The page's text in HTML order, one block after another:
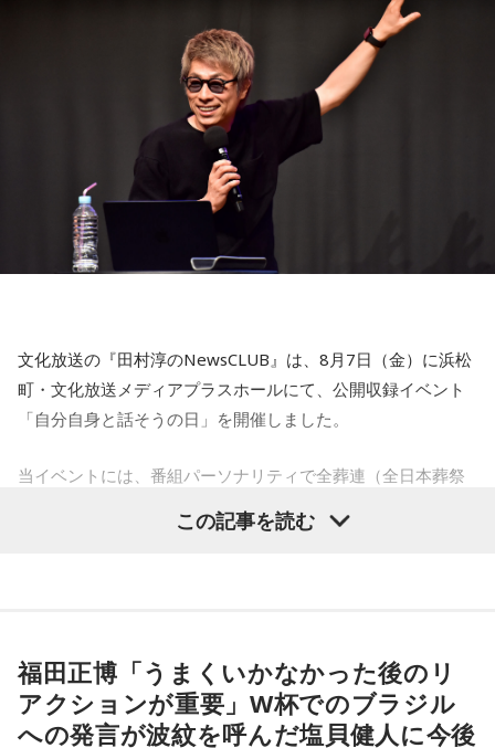
対談は初！「みのもんた×吉田照美」 最初で最後（？）のロ
ング対談をお届けします。
この番組をラジコで聴く
ニッポン放送『高田文夫のラジオビバリー昼ズ』11
時30分～13時
仲間。どんなお話が飛び出すかお楽しみに！
この番組をラジコで聴く
InterFM897『(Are You Rolling?)… We're
イブ音源もオンエア！
この番組をラジコで聴く
文化放送の『田村淳のNewsCLUB』は、8月7日（金）に浜松
町・文化放送メディアプラスホールにて、公開収録イベント
「自分自身と話そうの日」を開催しました。
当イベントには、番組パーソナリティで全葬連（全日本葬祭
村淳と、アシスタントの砂山圭大郎アナウンサーが登壇。
昨年に続き2回目の開催となる本イベントは、参加者が自分自
身を見つめ直す2つのコーナーで展開。「自分への表彰状を送
ろう」のコーナーでは、大きな成功でなくても「自分、本当
この記事を読む
福田正博「うまくいかなかった後のリ
アクションが重要」W杯でのブラジル
への発言が波紋を呼んだ塩貝健人に今後